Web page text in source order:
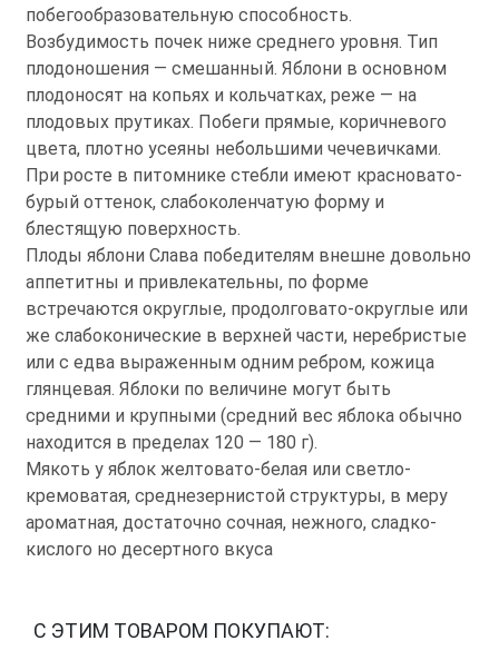
побегообразовательную способность.
Возбудимость почек ниже среднего уровня. Тип
плодоношения — смешанный. Яблони в основном
плодоносят на копьях и кольчатках, реже — на
плодовых прутиках. Побеги прямые, коричневого
цвета, плотно усеяны небольшими чечевичками.
При росте в питомнике стебли имеют красновато-
бурый оттенок, слабоколенчатую форму и
блестящую поверхность.
Плоды яблони Слава победителям внешне довольно
аппетитны и привлекательны, по форме
встречаются округлые, продолговато-округлые или
же слабоконические в верхней части, неребристые
или с едва выраженным одним ребром, кожица
глянцевая. Яблоки по величине могут быть
средними и крупными (средний вес яблока обычно
находится в пределах 120 — 180 г).
Мякоть у яблок желтовато-белая или светло-
кремоватая, среднезернистой структуры, в меру
ароматная, достаточно сочная, нежного, сладко-
кислого но десертного вкуса
С ЭТИМ ТОВАРОМ ПОКУПАЮТ: